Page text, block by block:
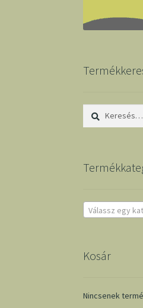
Keresés:
Válassz egy
Kosár
Nincsenek